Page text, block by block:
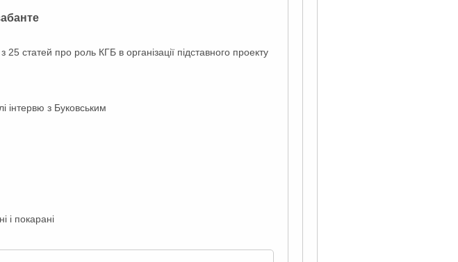
статей про роль КГБ в організації підставного проекту
інтервю з Буковським
і покарані